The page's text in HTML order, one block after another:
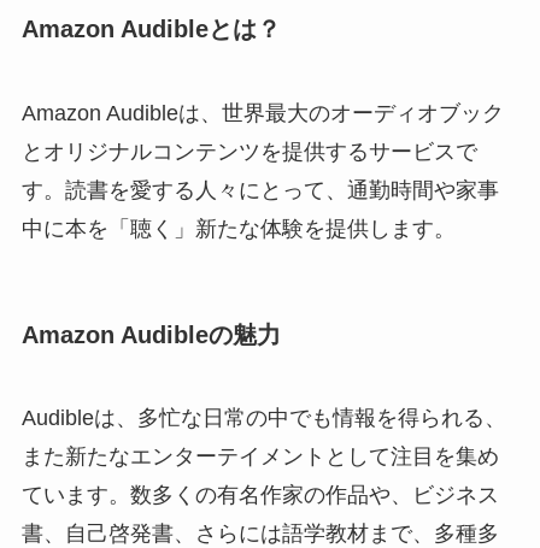
Amazon Audibleとは？
Amazon Audibleは、世界最大のオーディオブック
とオリジナルコンテンツを提供するサービスで
す。読書を愛する人々にとって、通勤時間や家事
中に本を「聴く」新たな体験を提供します。
Amazon Audibleの魅力
Audibleは、多忙な日常の中でも情報を得られる、
また新たなエンターテイメントとして注目を集め
ています。数多くの有名作家の作品や、ビジネス
書、自己啓発書、さらには語学教材まで、多種多